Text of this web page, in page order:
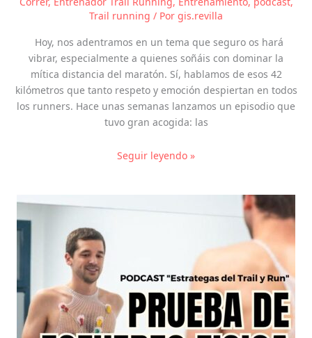
Trail running / Por gis.revilla
Hoy, nos adentramos en un tema que seguro os hará
vibrar, especialmente a quienes soñáis con dominar la
mítica distancia del maratón. Sí, hablamos de esos 42
kilómetros que tanto respeto y emoción despiertan en todos
los runners. Hace unas semanas lanzamos un episodio que
tuvo gran acogida: las
Seguir leyendo »
María
Alcocer
–
Cardióloga